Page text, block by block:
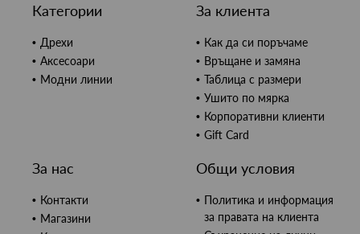
Категории
Дрехи
Аксесоари
Модни линии
За клиента
Как да си поръчаме
Връщане и замяна
Таблица с размери
Ушито по мярка
Корпоративни клиенти
Gift Card
За нас
Контакти
Магазини
Общи условия
Политика и информация
за правата на клиента